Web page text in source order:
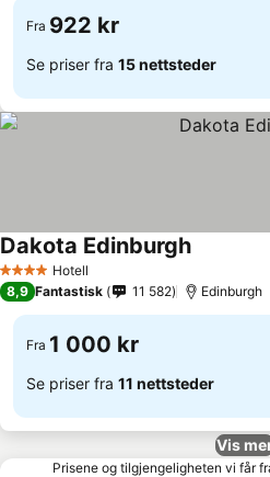
Fra 922 kr
Se priser fra 15 nettsteder
4 StjernerHotell
Dakota Edinburgh
8,9 Fantastisk 11 582 Edinburgh
Fra 1 000 kr
Se priser fra 11 nettsteder
Vis
Prisene og tilgjengeligheten vi får